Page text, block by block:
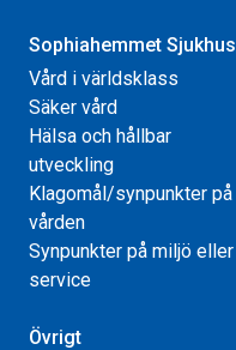
Sophiahemmet Sjukhus
Vård i världsklass
Säker vård
Hälsa och hållbar
utveckling
Klagomål/synpunkter på
vården
Synpunkter på miljö eller
service
Övrigt